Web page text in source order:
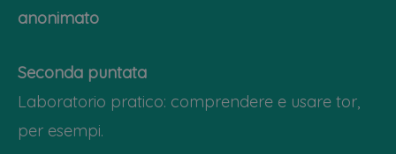
anonimato
Seconda puntata
Laboratorio pratico: comprendere e usare tor,
per esempi.